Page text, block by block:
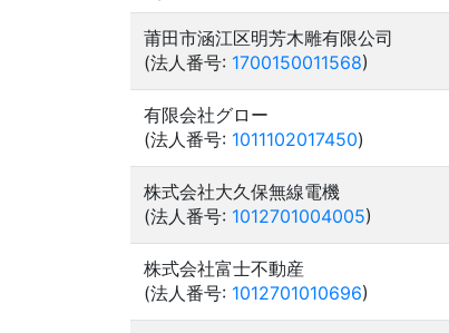
莆田市涵江区明芳木雕有限公司
(法人番号: 1700150011568)
有限会社グロー
(法人番号: 1011102017450)
株式会社大久保無線電機
(法人番号: 1012701004005)
株式会社富士不動産
(法人番号: 1012701010696)